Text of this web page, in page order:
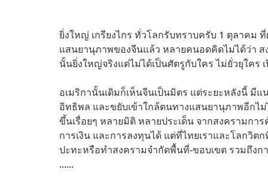
ยิ่งใหญ่ เกรียงไกร ทั่วโลกรับทราบครับ 1 ตุลาคม
แสนยานุภาพของจีนแล้ว หลายคนอดคิดไม่ได้ว่า ส
นั้นยิ่งใหญ่จริงแต่ไม่ได้เป็นศัตรูกับใคร ไม่ยั่วยุใคร
อเมริกานั้นเดิมก็เห็นจีนเป็นมิตร แต่ระยะหลังนี้ มี
อิทธิพล และขยับเข้าใกล้ตนทางแสนยานุภาพอีกไ
ขึ้นเรื่อยๆ หลายมิติ หลายประเด็น จากสงครามกา
การเงิน และการลงทุนได้ แต่ที่ไทยเราและโลกวิ
ปะทะหรือทำสงครามจำกัดพื้นที่-ขอบเขต รวมถึง
......